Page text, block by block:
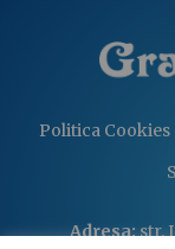
Politica Cookies
Adresa:str.